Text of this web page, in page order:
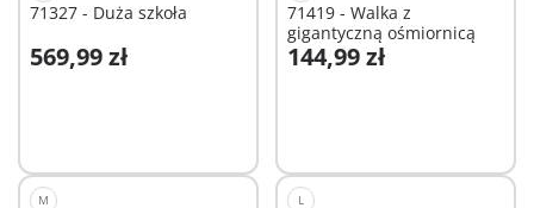
71327 - Duża szkoła
569,99 zł
Dodaj do koszyka
71419 - Walka z
gigantyczną ośmiornicą
144,99 zł
Dodaj do koszyka
M L